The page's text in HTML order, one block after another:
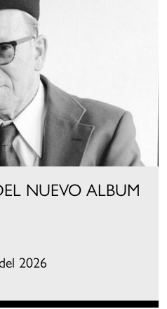
NUEVO ALBUM
2026